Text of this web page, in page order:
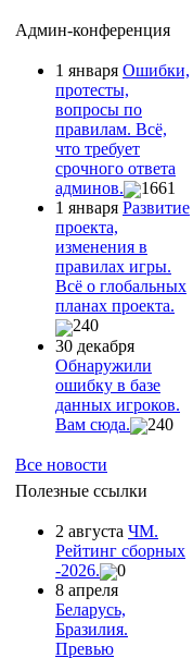
Админ-конференция
1 января Ошибки,
протесты,
вопросы по
правилам. Всё,
что требует
срочного ответа
админов.
1661
1 января Развитие
проекта,
изменения в
правилах игры.
Всё о глобальных
планах проекта.
240
30 декабря
Обнаружили
ошибку в базе
данных игроков.
Вам сюда.
240
Все новости
Полезные ссылки
2 августа ЧМ.
Рейтинг сборных
-2026.
0
8 апреля
Беларусь,
Бразилия.
Превью